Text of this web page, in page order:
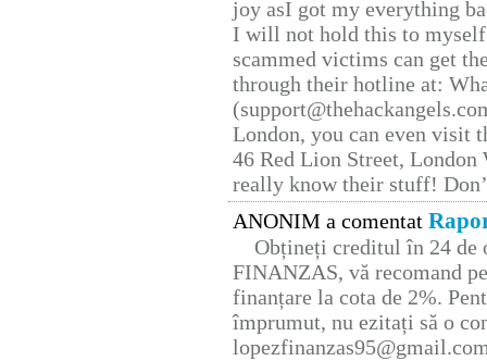
joy asI got my everything
I will not hold this to
scammed victims can get
through their hotline at:
London, you can even visit
46 Red Lion Street, London
really know their stuff!
ANONIM a comentat
Obțineți creditul în 24 de
FINANZAS, vă recomand
finanțare la cota de 2%.
împrumut, nu ezitați să o